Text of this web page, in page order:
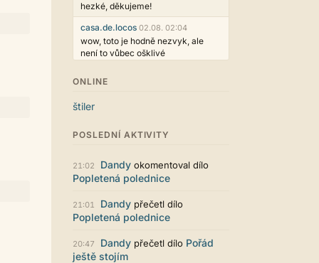
hezké, děkujeme!
casa.de.locos 02.08. 02:04
wow, toto je hodně nezvyk, ale
není to vůbec ošklivé
Už i počet přečtení jde vidět,
reklama co zasahovala do chatu je
myslím také už v pořádku,
Líbí se mi tmavá varianta nového
vzhledu. Na některých místech
jsou sice mezi prvky příliš velké
určitě to půjde upravit místním
stylem... Celkově je styl dobře
puero 29.07. 11:53
ONLINE
štiler
POSLEDNÍ AKTIVITY
21:02 Dandy okomentoval dílo
Popletená polednice
21:01 Dandy přečetl dílo
Popletená polednice
20:47 Dandy přečetl dílo Pořád
ještě stojím